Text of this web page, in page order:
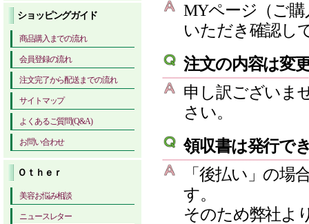
ショッピングガイド
商品購入までの流れ
会員登録の流れ
注文完了から配送までの流れ
サイトマップ
よくあるご質問(Q&A)
お問い合わせ
Ｏｔｈｅｒ
美容お悩み相談
ニュースレター
MYページ（ご
いただき確認し
注文の内容は変
申し訳ございま
さい。
領収書は発行で
「後払い」の場
す。
そのため弊社よ